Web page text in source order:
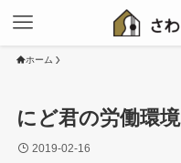
ホーム
にど君の労働環境
2019-02-16